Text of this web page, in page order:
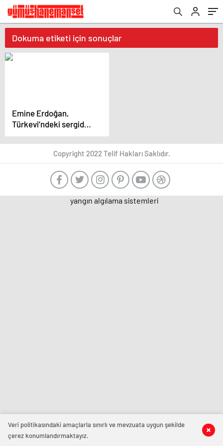
Dokuma etiketi için sonuçlar
Emine Erdoğan,
Türkevi’ndeki sergide
Anadolu tekstilini first
lady’lere tanıttı
Copyright 2022 Telif Hakları Saklıdır.
Veri politikasındaki amaçlarla sınırlı ve mevzuata uygun şekilde
çerez konumlandırmaktayız.
yangın algılama sistemleri